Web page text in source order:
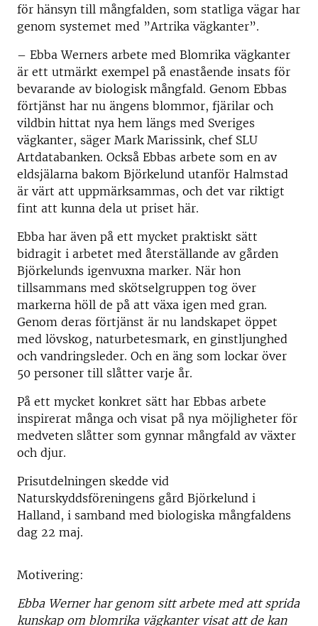
för hänsyn till mångfalden, som statliga vägar har
genom systemet med ”Artrika vägkanter”.
– Ebba Werners arbete med Blomrika vägkanter
är ett utmärkt exempel på enastående insats för
bevarande av biologisk mångfald. Genom Ebbas
förtjänst har nu ängens blommor, fjärilar och
vildbin hittat nya hem längs med Sveriges
vägkanter, säger Mark Marissink, chef SLU
Artdatabanken. Också Ebbas arbete som en av
eldsjälarna bakom Björkelund utanför Halmstad
är värt att uppmärksammas, och det var riktigt
fint att kunna dela ut priset här.
Ebba har även på ett mycket praktiskt sätt
bidragit i arbetet med återställande av gården
Björkelunds igenvuxna marker. När hon
tillsammans med skötselgruppen tog över
markerna höll de på att växa igen med gran.
Genom deras förtjänst är nu landskapet öppet
med lövskog, naturbetesmark, en ginstljunghed
och vandringsleder. Och en äng som lockar över
50 personer till slåtter varje år.
På ett mycket konkret sätt har Ebbas arbete
inspirerat många och visat på nya möjligheter för
medveten slåtter som gynnar mångfald av växter
och djur.
Prisutdelningen skedde vid
Naturskyddsföreningens gård Björkelund i
Halland, i samband med biologiska mångfaldens
dag 22 maj.
Motivering:
Ebba Werner har genom sitt arbete med att sprida
kunskap om blomrika vägkanter visat att de kan